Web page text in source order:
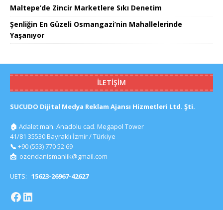
Maltepe’de Zincir Marketlere Sıkı Denetim
Şenliğin En Güzeli Osmangazi’nin Mahallelerinde
Yaşanıyor
İLETIŞIM
SUCUDO Dijital Medya Reklam Ajansı Hizmetleri Ltd. Şti.
🏠 Adalet mah. Anadolu cad. Megapol Tower
41/81 35530 Bayraklı İzmir / Türkiye
📞 +90 (553) 770 52 69
📩 ozendanismanlik@gmail.com
UETS: 15623-26967-42627